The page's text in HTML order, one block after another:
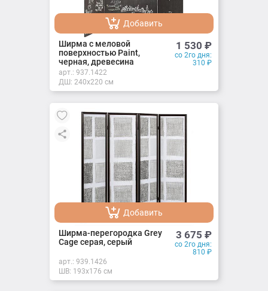
Добавить
Добавлено
Ширма с меловой
поверхностью Paint,
черная, древесина
1 530 ₽
со 2го дня:
310 ₽
арт.: 937.1422
ДШ: 240х220 см
Добавить
Добавлено
Ширма-перегородка Grey
Cage серая, серый
3 675 ₽
со 2го дня:
810 ₽
арт.: 939.1426
ШВ: 193х176 см